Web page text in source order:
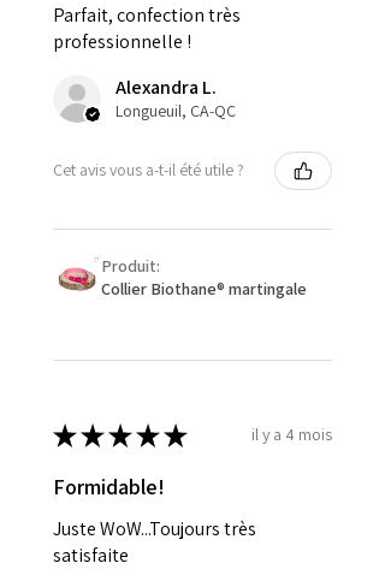
Parfait, confection très
professionnelle !
Alexandra L.
Longueuil, CA-QC
Cet avis vous a-t-il été utile ?
Produit:
Collier Biothane® martingale
★★★★★ il y a 4 mois
Formidable!
Juste WoW...Toujours très
satisfaite